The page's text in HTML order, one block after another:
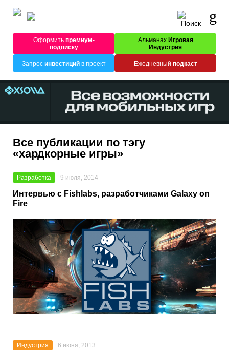
Оформитьпремиум-
подписку
Альманах Игровая
Индустрия
Запрос инвестицийв проект Ежедневный подкаст
Все публикации по тэгу
«хардкорные игры»
Разработка 9 июля, 2014
Интервью с Fishlabs, разработчиками Galaxy on
Fire
Индустрия 6 июня, 2013